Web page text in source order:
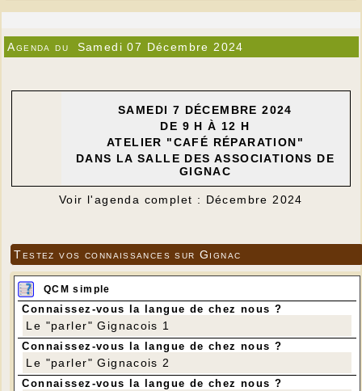
Agenda du Samedi 07 Décembre 2024
SAMEDI 7 DÉCEMBRE 2024
DE 9 H À 12 H
ATELIER "CAFÉ RÉPARATION"
DANS LA SALLE DES ASSOCIATIONS DE
GIGNAC
Voir l'agenda complet : Décembre 2024
Testez vos connaissances sur Gignac
QCM simple
Connaissez-vous la langue de chez nous ?
Le "parler" Gignacois 1
Connaissez-vous la langue de chez nous ?
Le "parler" Gignacois 2
Connaissez-vous la langue de chez nous ?